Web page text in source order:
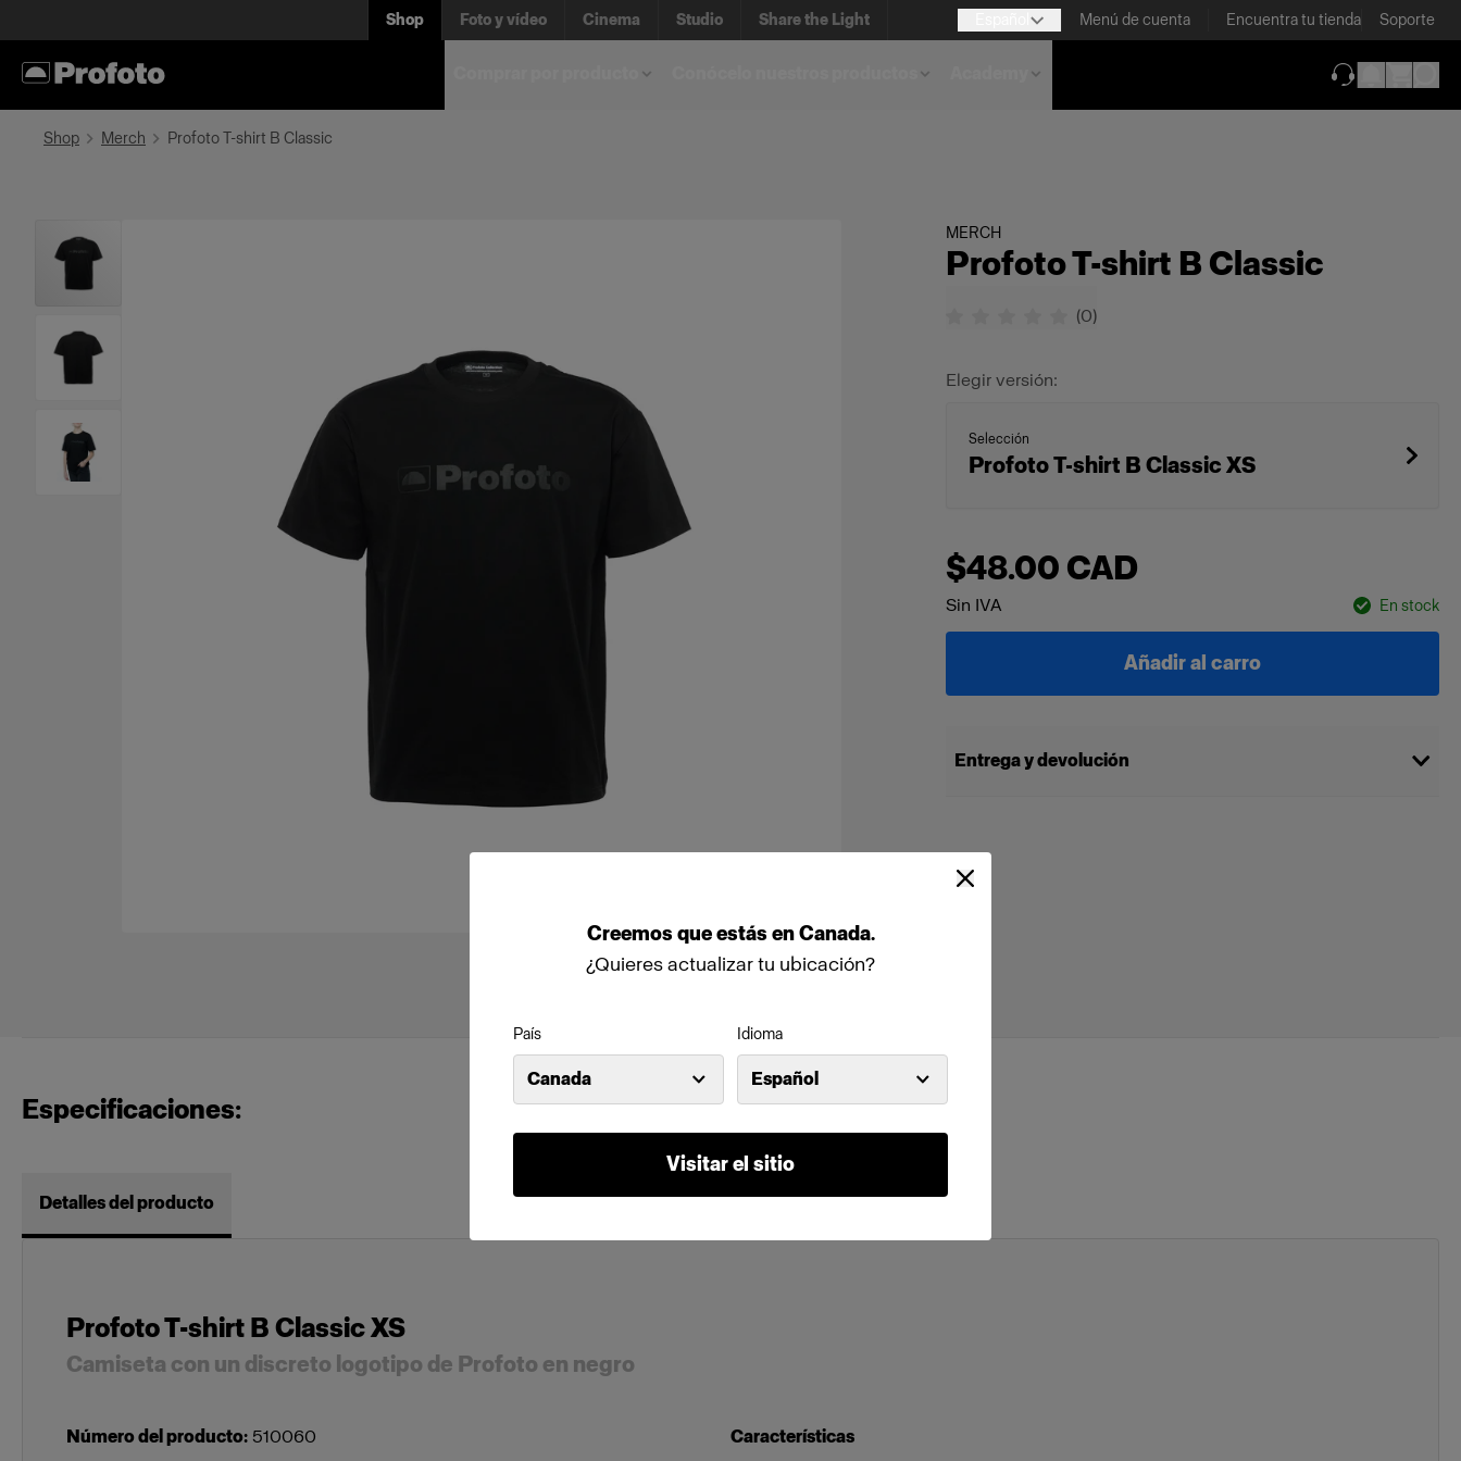
Creemos queestás enCanada.
¿Quieres actualizar tu ubicación?
País
Canada
Idioma
Español
Visitar el sitio
Shop Foto y vídeo Cinema Studio Share the Light Menú de cuenta Encuentra tu tienda Soporte
Shop Merch Profoto T-shirt B Classic
MERCH
Profoto T-shirt B Classic
(0)
Elegir versión:
Selección
Profoto T-shirt B Classic XS
$48.00 CAD
Sin IVA En stock
Añadir al carro
Entrega y devolución
Especificaciones:
Detalles del producto
Profoto T-shirt B Classic XS
Camiseta con un discreto logotipo de Profoto en negro
Número del producto: 510060 Características